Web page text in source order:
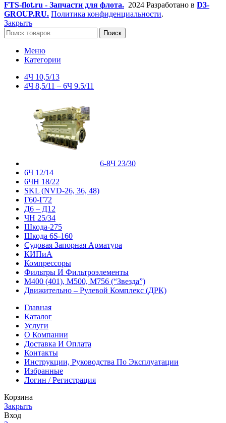
FTS-flot.ru - Запчасти для флота. 2024 Разработано в D3-
GROUP.RU. Политика конфиденциальности.
Закрыть
Поиск
Меню
Категории
4Ч 10,5/13
4Ч 8,5/11 – 6Ч 9.5/11
6-8Ч 23/30
6Ч 12/14
6ЧН 18/22
SKL (NVD-26, 36, 48)
Г60-Г72
Д6 – Д12
ЧН 25/34
Шкода-275
Шкода 6S-160
Судовая Запорная Арматура
КИПиА
Компрессоры
Фильтры И Фильтроэлементы
М400 (401), М500, М756 (“Звезда”)
Движительно – Рулевой Комплекс (ДРК)
Главная
Каталог
Услуги
О Компании
Доставка И Оплата
Контакты
Инструкции, Руководства По Эксплуатации
Избранные
Логин / Регистрация
Корзина
Закрыть
Вход